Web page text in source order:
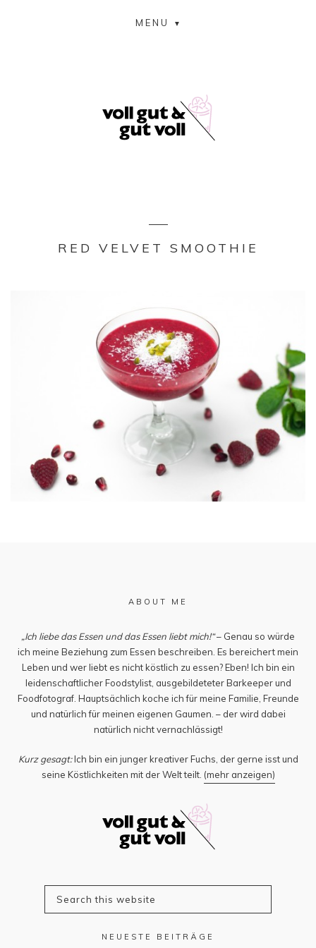
MENU
RED VELVET SMOOTHIE
ABOUT ME
„Ich liebe das Essen und das Essen liebt mich!“– Genau so würde
ich meine Beziehung zum Essen beschreiben. Es bereichert mein
Leben und wer liebt es nicht köstlich zu essen? Eben! Ich bin ein
leidenschaftlicher Foodstylist, ausgebildeteter Barkeeper und
Foodfotograf. Hauptsächlich koche ich für meine Familie, Freunde
und natürlich für meinen eigenen Gaumen. – der wird dabei
natürlich nicht vernachlässigt!
Kurz gesagt:Ich bin ein junger kreativer Fuchs, der gerne isst und
seine Köstlichkeiten mit der Welt teilt. (mehr anzeigen)
NEUESTE BEITRÄGE